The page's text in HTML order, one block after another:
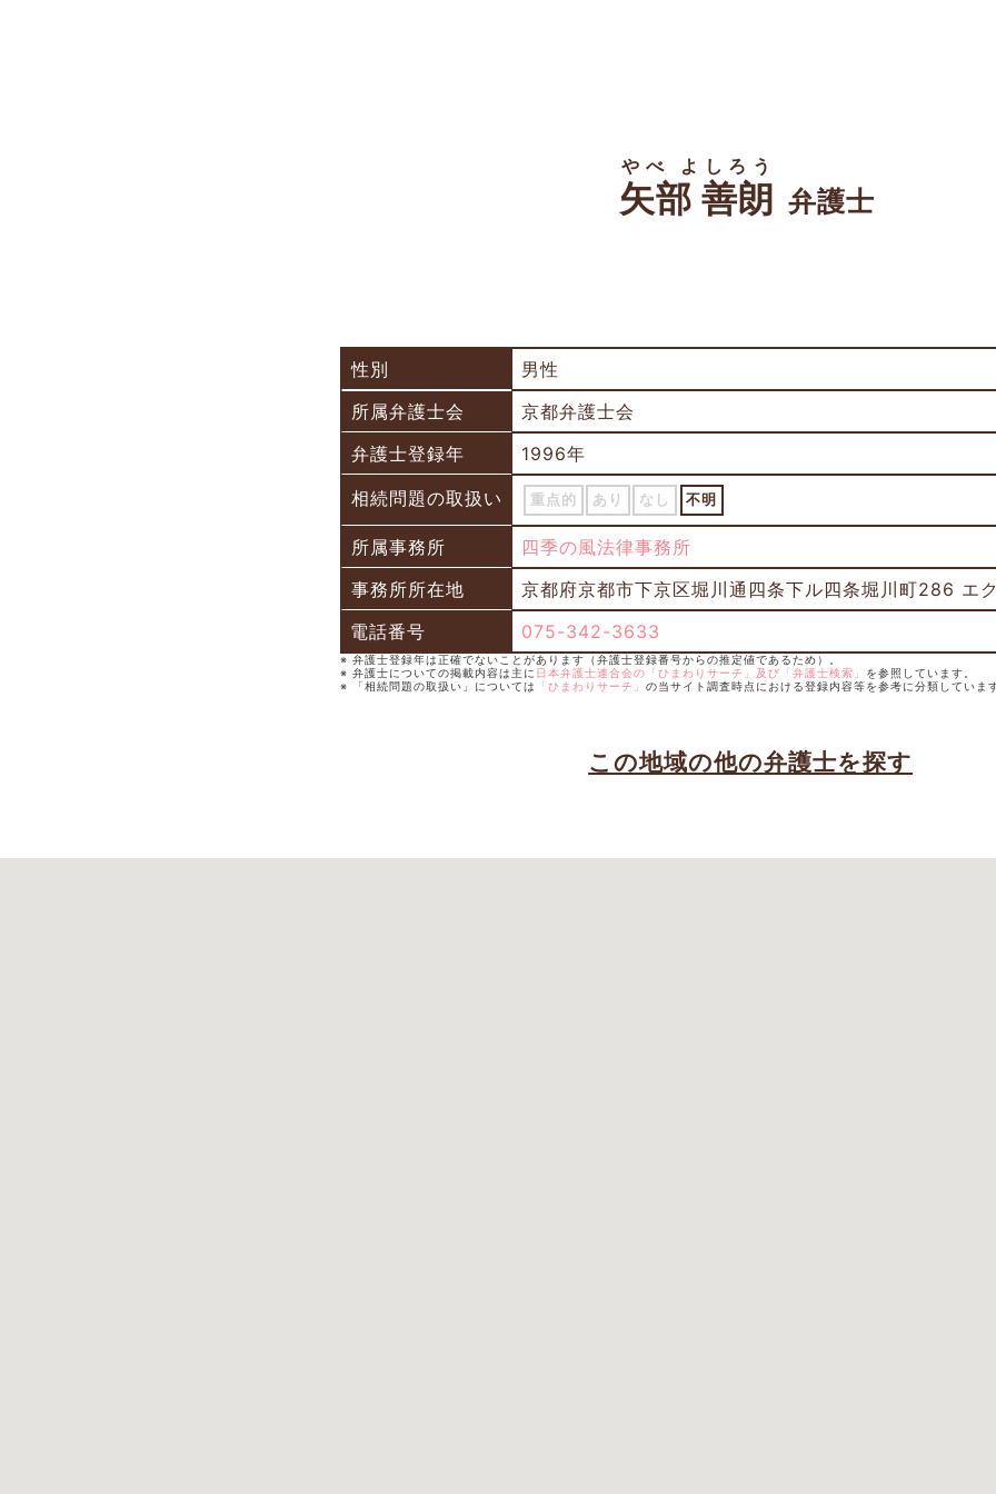
矢部 善朗
やべ よしろう
弁護士
性別
男性
所属弁護士会
京都弁護士会
弁護士登録年
1996年
相続問題の取扱い
重点的 あり なし 不明
所属事務所
四季の風法律事務所
事務所所在地
京都府京都市下京区堀川通四条下ル四条堀川町286 エ
電話番号
075-342-3633
※ 弁護士登録年は正確でないことがあります（弁護士登録番号からの推定値であるため）。
※ 弁護士についての掲載内容は主に 日本弁護士連合会の「ひまわりサーチ」及び「弁護士検索」
を参照しています。
※ 「相続問題の取扱い」については
「ひまわりサーチ」 の当サイト調査時点における登録内容等を参考に分類しています
この地域の他の弁護士を探す